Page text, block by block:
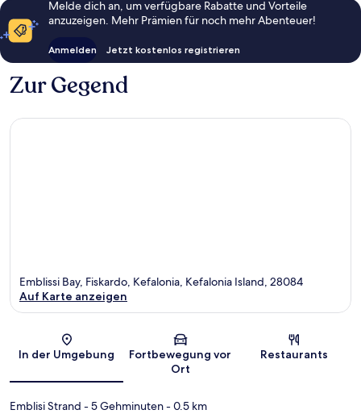
Melde dich an, um verfügbare Rabatte und Vorteile
anzuzeigen. Mehr Prämien für noch mehr Abenteuer!
Anmelden Jetzt kostenlos registrieren
Zur Gegend
Karte
Emblissi Bay, Fiskardo, Kefalonia, Kefalonia Island, 28084
Auf Karte anzeigen
In der Umgebung
Fortbewegung vor
Ort
Restaurants
Emblisi Strand - 5 Gehminuten- 0.5 km